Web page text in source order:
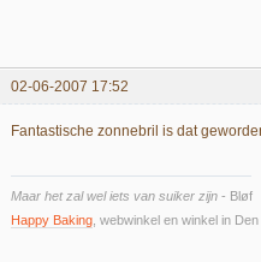
02-06-2007 17:52
Fantastische zonnebril is dat
Maar het zal wel iets van suiker zijn - Bløf
Happy Baking , webwinkel en winkel in